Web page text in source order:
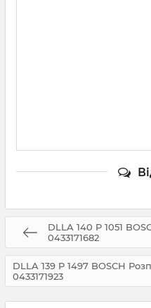
DLLA 140 P 1051
0433171682
DLLA 139 P 1497 BOSCH
0433171923